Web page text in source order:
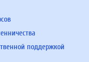
поддержкой